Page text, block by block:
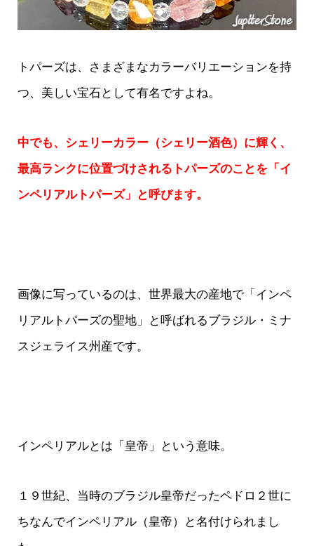
トパーズは、さまざまなカラーバリエーションを持
つ、美しい宝石として有名ですよね。
中でも、シェリーカラー（シェリー酒色）に輝く、
最高ランクに位置づけされるトパーズのことを「イ
ンペリアルトパーズ」と呼びます。
画像に写っているのは、世界最大の産地で「インペ
リアルトパーズの聖地」と呼ばれるブラジル・ミナ
スジェライス州産です。
インペリアルとは「皇帝」という意味。
１９世紀、当時のブラジル皇帝だったペドロ２世に
ちなんでインペリアル（皇帝）と名付けられまし